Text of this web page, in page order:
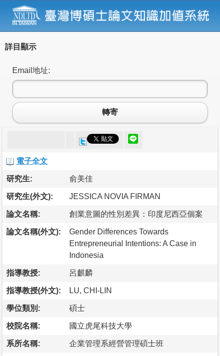
詳目顯示
Email地址:
轉寄
電子全文
研究生: 俞美佳
研究生(外文): JESSICA NOVIA FIRMAN
論文名稱: 創業意圖的性別差異：印度尼西亞個案
論文名稱(外文):
Gender Differences Towards
Entrepreneurial Intentions: A Case in
Indonesia
指導教授: 呂麒麟
指導教授(外文): LU, CHI-LIN
學位類別: 碩士
校院名稱: 國立虎尾科技大學
系所名稱: 企業管理系經營管理碩士班